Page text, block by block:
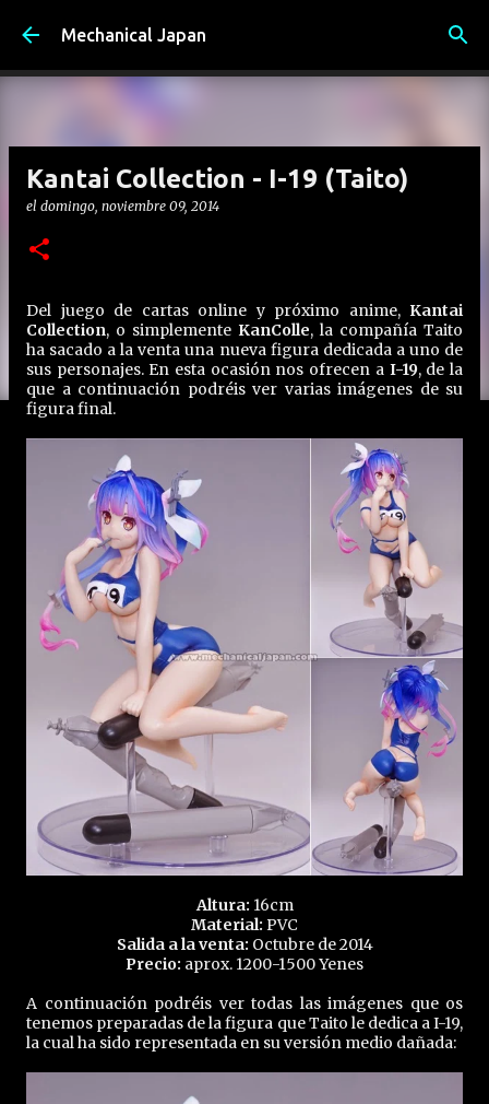
Ir al contenido principal
Mechanical Japan
Kantai Collection - I-19 (Taito)
el domingo, noviembre 09, 2014
Del juego de cartas online y próximo anime, Kantai
Collection, o simplemente KanColle, la compañía Taito
ha sacado a la venta una nueva figura dedicada a uno de
sus personajes. En esta ocasión nos ofrecen a I-19, de la
que a continuación podréis ver varias imágenes de su
figura final.
Altura: 16cm
Material: PVC
Salida a la venta: Octubre de 2014
Precio: aprox. 1200-1500 Yenes
A continuación podréis ver todas las imágenes que os
tenemos preparadas de la figura que Taito le dedica a I-19,
la cual ha sido representada en su versión medio dañada: